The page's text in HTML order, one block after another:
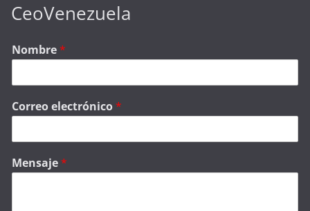
CeoVenezuela
Nombre*
Correo electrónico*
Mensaje*